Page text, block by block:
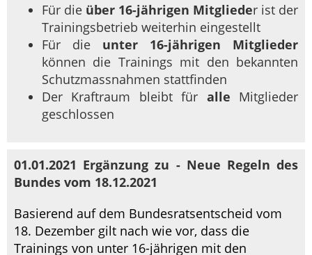
Für die über 16-jährigen Mitglieder ist der
Trainingsbetrieb weiterhin eingestellt
Für die unter 16-jährigen Mitglieder
können die Trainings mit den bekannten
Schutzmassnahmen stattfinden
Der Kraftraum bleibt für alle Mitglieder
geschlossen
01.01.2021 Ergänzung zu - Neue Regeln des
Bundes vom 18.12.2021
Basierend auf dem Bundesratsentscheid vom
18. Dezember gilt nach wie vor, dass die
Trainings von unter 16-jährigen mit den